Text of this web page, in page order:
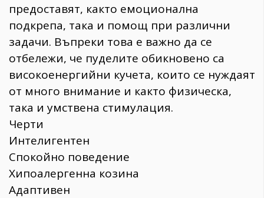
предоставят, както емоционална
подкрепа, така и помощ при различни
задачи. Въпреки това е важно да се
отбележи, че пуделите обикновено са
високоенергийни кучета, които се нуждаят
от много внимание и както физическа,
така и умствена стимулация.
Черти
Интелигентен
Спокойно поведение
Хипоалергенна козина
Адаптивен